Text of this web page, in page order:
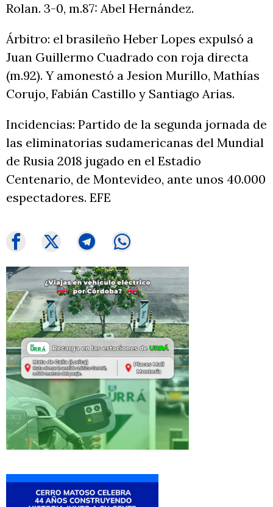
Rolan. 3-0, m.87: Abel Hernández.
Árbitro: el brasileño Heber Lopes expulsó a
Juan Guillermo Cuadrado con roja directa
(m.92). Y amonestó a Jesion Murillo, Mathías
Corujo, Fabián Castillo y Santiago Arias.
Incidencias: Partido de la segunda jornada de
las eliminatorias sudamericanas del Mundial
de Rusia 2018 jugado en el Estadio
Centenario, de Montevideo, ante unos 40.000
espectadores. EFE